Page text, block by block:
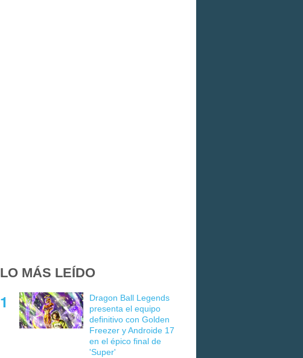
LO MÁS LEÍDO
Dragon Ball Legends
presenta el equipo
definitivo con Golden
Freezer y Androide 17
en el épico final de
'Super'